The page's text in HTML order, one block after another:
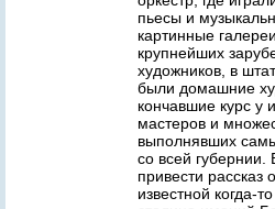
пьесы и
картинные
крупнейших
художников, в
были домашние
кончавшие курс у
мастеров и
выполнявших
со всей
привести рассказ
известной когда-